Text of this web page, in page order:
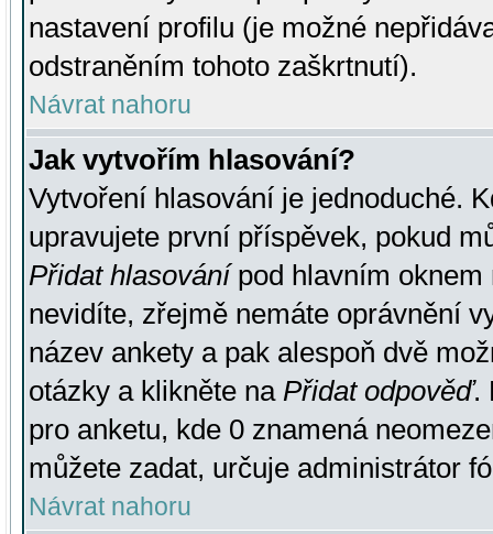
nastavení profilu (je možné
odstraněním tohoto zaškrtnutí).
Návrat nahoru
Jak vytvořím hlasování?
Vytvoření hlasování je jednoduché.
upravujete první příspěvek, pokud
Přidat hlasovánípod hlavním oknem
nevidíte, zřejmě nemáte oprávnění
název ankety a pak alespoň dvě
otázky a klikněte na Přidat odpověď.
pro anketu, kde 0 znamená
můžete zadat, určuje administrátor
Návrat nahoru